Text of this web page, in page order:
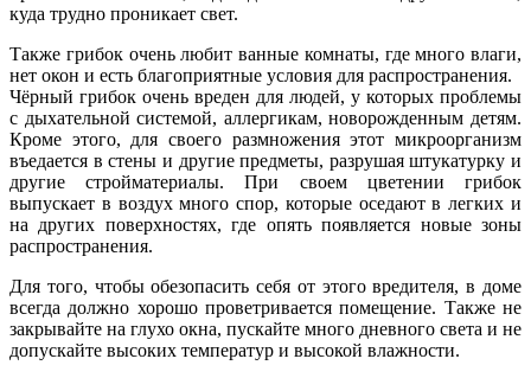
куда трудно проникает свет.
Также грибок очень любит ванные комнаты, где много влаги,
нет окон и есть благоприятные условия для распространения.
Чёрный грибок очень вреден для людей, у которых проблемы
с дыхательной системой, аллергикам, новорожденным детям.
Кроме этого, для своего размножения этот микроорганизм
въедается в стены и другие предметы, разрушая штукатурку и
другие стройматериалы. При своем цветении грибок
выпускает в воздух много спор, которые оседают в легких и
на других поверхностях, где опять появляется новые зоны
распространения.
Для того, чтобы обезопасить себя от этого вредителя, в доме
всегда должно хорошо проветривается помещение. Также не
закрывайте на глухо окна, пускайте много дневного света и не
допускайте высоких температур и высокой влажности.